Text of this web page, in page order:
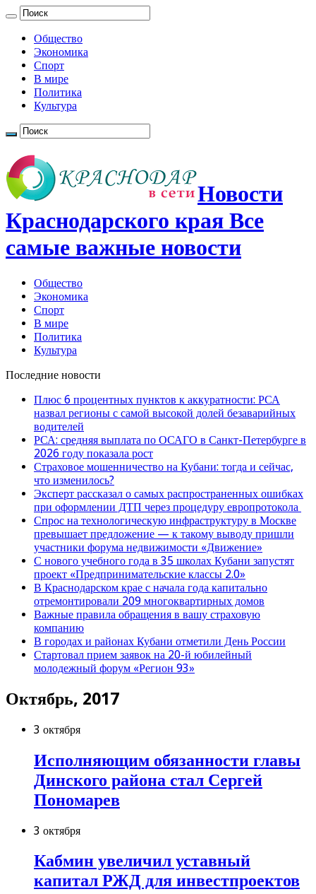
Общество
Экономика
Спорт
В мире
Политика
Культура
Новости
Краснодарского края Все
самые важные новости
Общество
Экономика
Спорт
В мире
Политика
Культура
Последние новости
Плюс 6 процентных пунктов к аккуратности: РСА
назвал регионы с самой высокой долей безаварийных
водителей
РСА: средняя выплата по ОСАГО в Санкт-Петербурге в
2026 году показала рост
Страховое мошенничество на Кубани: тогда и сейчас,
что изменилось?
Эксперт рассказал о самых распространенных ошибках
при оформлении ДТП через процедуру европротокола
Спрос на технологическую инфраструктуру в Москве
превышает предложение — к такому выводу пришли
участники форума недвижимости «Движение»
С нового учебного года в 35 школах Кубани запустят
проект «Предпринимательские классы 2.0»
В Краснодарском крае с начала года капитально
отремонтировали 209 многоквартирных домов
Важные правила обращения в вашу страховую
компанию
В городах и районах Кубани отметили День России
Стартовал прием заявок на 20-й юбилейный
молодежный форум «Регион 93»
Октябрь, 2017
3 октября
Исполняющим обязанности главы
Динского района стал Сергей
Пономарев
3 октября
Кабмин увеличил уставный
капитал РЖД для инвестпроектов